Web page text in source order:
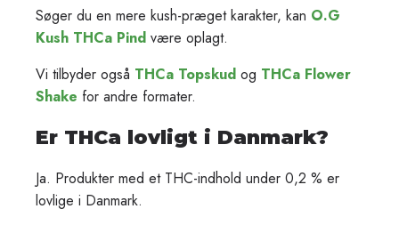
Søger du en mere kush-præget karakter, kan O.G
Kush THCa Pind være oplagt.
Vi tilbyder også THCa Topskud og THCa Flower
Shake for andre formater.
Er THCa lovligt i Danmark?
Ja. Produkter med et THC-indhold under 0,2 % er
lovlige i Danmark.